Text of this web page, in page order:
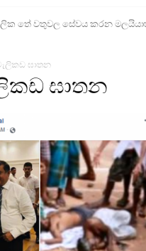
තේ වතුවල සේවය කරන
ඝාතන
ඝාතන